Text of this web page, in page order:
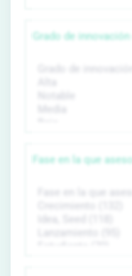
Grado de
Fase en la que